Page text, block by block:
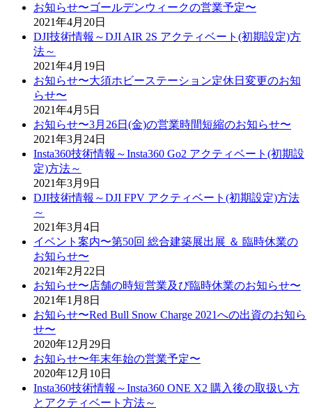
お知らせ〜ゴールデンウィークの営業予定〜
2021年4月20日
DJI技術情報～DJI AIR 2S アクティベート(初期設定)方
法～
2021年4月19日
お知らせ〜大須ホビーステーション定休日変更のお知
らせ〜
2021年4月5日
お知らせ〜3月26日(金)の営業時間短縮のお知らせ〜
2021年3月24日
Insta360技術情報～Insta360 Go2 アクティベート(初期設
定)方法～
2021年3月9日
DJI技術情報～DJI FPV アクティベート(初期設定)方法
～
2021年3月4日
イベント案内〜第50回 総合建築展出展 ＆ 臨時休業の
お知らせ〜
2021年2月22日
お知らせ〜店舗の時短営業及び臨時休業のお知らせ〜
2021年1月8日
お知らせ〜Red Bull Snow Charge 2021への出資のお知ら
せ〜
2020年12月29日
お知らせ〜年末年始の営業予定〜
2020年12月10日
Insta360技術情報～Insta360 ONE X2 購入後の取扱い方
とアクティベート方法～